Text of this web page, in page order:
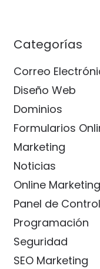
Categorías
Correo
Diseño Web
Dominios
Formularios
Marketing
Noticias
Online Marketing
Panel de Control
Programación
Seguridad
SEO Marketing